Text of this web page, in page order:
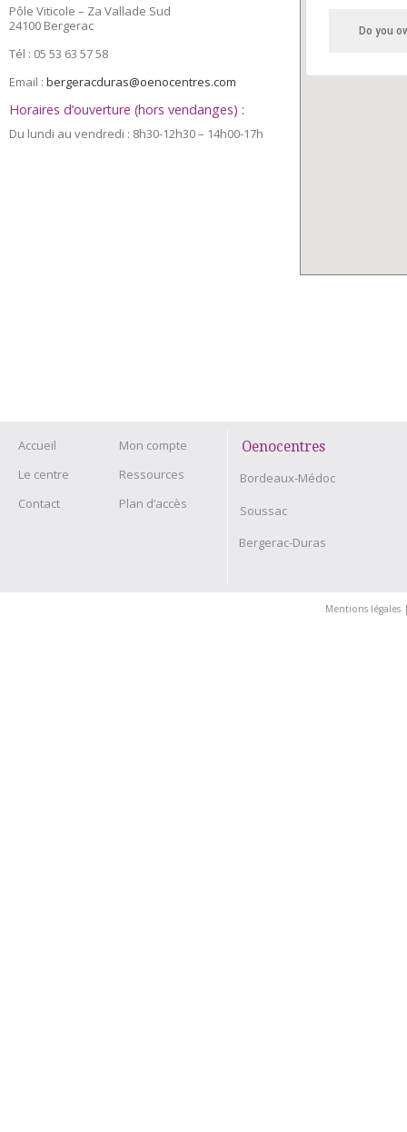
Pôle Viticole – Za Vallade Sud
24100 Bergerac
Tél : 05 53 63 57 58
Email : bergeracduras@oenocentres.com
Horaires d’ouverture (hors vendanges) :
Du lundi au vendredi : 8h30-12h30 – 14h00-17h
Do you
Accueil
Mon compte
Le centre
Ressources
Contact
Plan d’accès
Oenocentres
Bordeaux-Médoc
Soussac
Bergerac-Duras
Mentions légales